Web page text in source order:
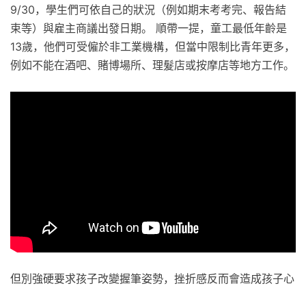
9/30，學生們可依自己的狀況（例如期末考考完、報告結
束等）與雇主商議出發日期。 順帶一提，童工最低年齡是
13歲，他們可受僱於非工業機構，但當中限制比青年更多，
例如不能在酒吧、賭博場所、理髮店或按摩店等地方工作。
但別強硬要求孩子改變握筆姿勢，挫折感反而會造成孩子心